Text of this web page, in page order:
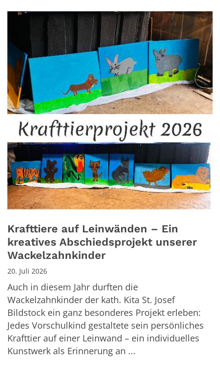
Krafttiere auf Leinwänden – Ein
kreatives Abschiedsprojekt unserer
Wackelzahnkinder
20. Juli 2026
Auch in diesem Jahr durften die
Wackelzahnkinder der kath. Kita St. Josef
Bildstock ein ganz besonderes Projekt erleben:
Jedes Vorschulkind gestaltete sein persönliches
Krafttier auf einer Leinwand – ein individuelles
Kunstwerk als Erinnerung an ...